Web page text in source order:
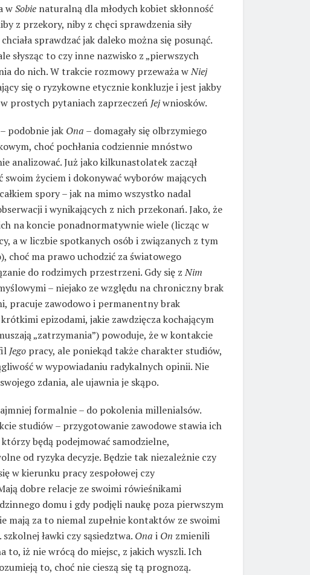
wSobie naturalną dla młodych kobiet skłonność
z przekory, niby z chęci sprawdzenia siły
sprawdzać jak daleko można się posunąć.
słysząc to czy inne nazwisko z „pierwszych
do nich. W trakcie rozmowy przeważa wNiej
się o ryzykowne etycznie konkluzje i jest jakby
prostych pytaniach zaprzeczeń Jejwniosków.
podobnie jak Ona – domagały się olbrzymiego
choć pochłania codziennie mnóstwo
analizować. Już jako kilkunastolatek zaczął
swoim życiem i dokonywać wyborów mających
spory – jak na mimo wszystko nadal
i wynikających z nich przekonań. Jako, że
na koncie ponadnormatywnie wiele (licząc w
a w liczbie spotkanych osób i związanych z tym
choć ma prawo uchodzić za światowego
do rodzimych przestrzeni. Gdy się zNim
– niejako ze względu na chroniczny brak
pracuje zawodowo i permanentny brak
epizodami, jakie zawdzięcza kochającym
„zatrzymania”) powoduje, że w kontakcie
Jego pracy, ale poniekąd także charakter studiów,
w wypowiadaniu radykalnych opinii. Nie
zdania, ale ujawnia je skąpo.
formalnie – do pokolenia millenialsów.
studiów – przygotowanie zawodowe stawia ich
będą podejmować samodzielne,
od ryzyka decyzje. Będzie tak niezależnie czy
w kierunku pracy zespołowej czy
dobre relacje ze swoimi rówieśnikami
domu i gdy podjęli naukę poza pierwszym
mają za to niemal zupełnie kontaktów ze swoimi
ławki czy sąsiedztwa. Ona i On zmienili
to, iż nie wrócą do miejsc, z jakich wyszli. Ich
to, choć nie cieszą się tą prognozą.